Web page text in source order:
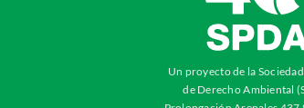
Un proyecto de la
de Derecho Ambiental